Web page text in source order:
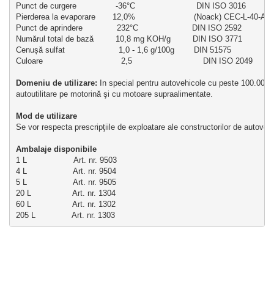
Punct de curgere                -36°C                         DIN ISO 3016
Pierderea la evaporare       12,0%                        (Noack) CEC-L-40-A-
Punct de aprindere              232°C                      DIN ISO 2592
Numărul total de bază         10,8 mg KOH/g         DIN ISO 3771
Cenușă sulfat                      1,0 - 1,6 g/100g        DIN 51575
Culoare                                2,5                             DIN ISO 2049
Domeniu de utilizare: In special pentru autovehicole cu peste
autoutilitare pe motorină şi cu motoare supraalimentate.
Mod de utilizare
Se vor respecta prescripţiile de exploatare ale constructorilor de
Ambalaje disponibile
1 L                   Art. nr. 9503
4 L                   Art. nr. 9504
5 L                   Art. nr. 9505
20 L                 Art. nr. 1304
60 L                 Art. nr. 1302
205 L               Art. nr. 1303